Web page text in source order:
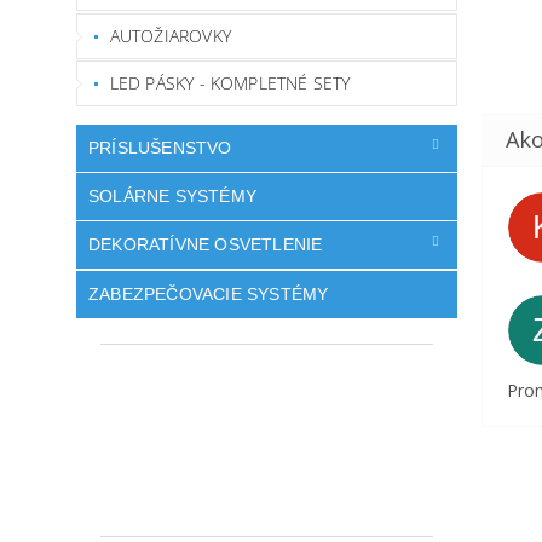
AUTOŽIAROVKY
LED PÁSKY - KOMPLETNÉ SETY
PRÍSLUŠENSTVO
SOLÁRNE SYSTÉMY
DEKORATÍVNE OSVETLENIE
ZABEZPEČOVACIE SYSTÉMY